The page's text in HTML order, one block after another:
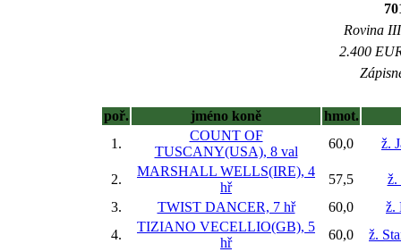
Rovina
2.400
poř. jméno koně
hmot.
1.
COUNT OF
TUSCANY(USA), 8 val
60,0 ž.
2.
MARSHALL WELLS(IRE), 4
hř
57,5
ž.
3.
TWIST DANCER, 7 hř 60,0
ž.
4.
TIZIANO VECELLIO(GB), 5
hř
60,0
ž.